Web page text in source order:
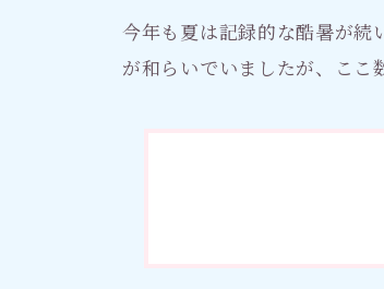
今年も夏は記録的な酷暑が続
が和らいでいましたが、ここ